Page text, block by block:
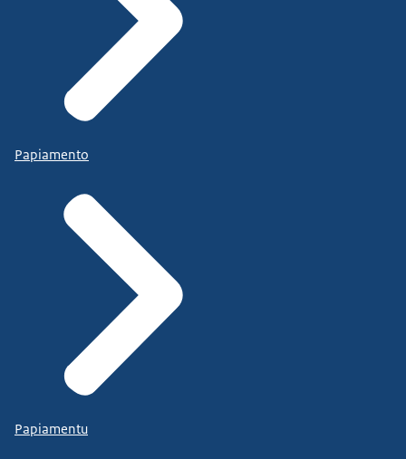
Papiamento
Papiamentu